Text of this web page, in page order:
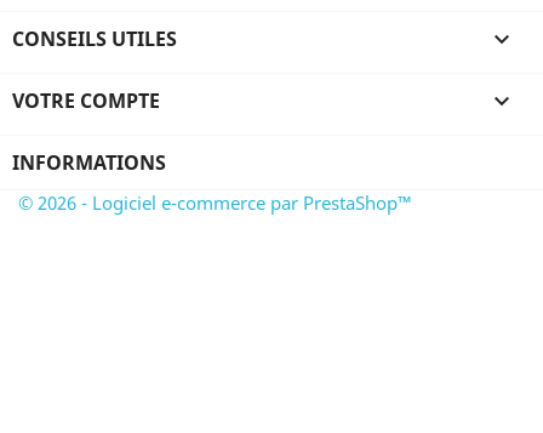
CONSEILS UTILES 
VOTRE COMPTE 
INFORMATIONS
© 2026 - Logiciel e-commerce par PrestaShop™